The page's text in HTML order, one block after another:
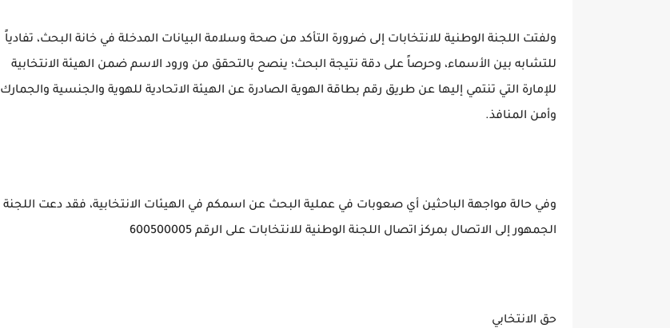
ولفتت اللجنة الوطنية للانتخابات إلى ضرورة التأكد من صحة وسلامة البيانات المدخلة في خانة البحث، تفادياً
للتشابه بين الأسماء، وحرصاً على دقة نتيجة البحث؛ ينصح بالتحقق من ورود الاسم ضمن الهيئة الانتخابية
للإمارة التي تنتمي إليها عن طريق رقم بطاقة الهوية الصادرة عن الهيئة الاتحادية للهوية والجنسية والجمارك
وأمن المنافذ.
وفي حالة مواجهة الباحثين أي صعوبات في عملية البحث عن اسمكم في الهيئات الانتخابية، فقد دعت اللجنة
الجمهور إلى الاتصال بمركز اتصال اللجنة الوطنية للانتخابات على الرقم 600500005
حق الانتخابي